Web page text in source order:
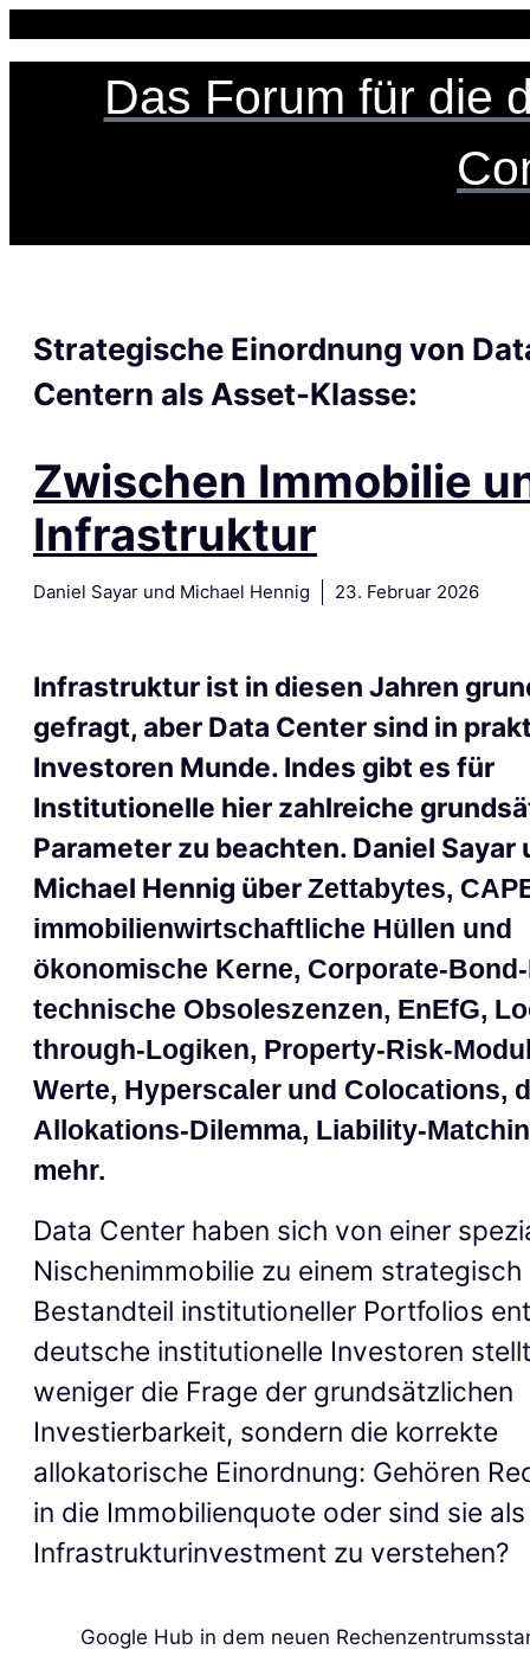
Das Forum für die
Strategische Einordnung von
Centern als Asset-Klasse:
Zwischen Immobilie
Infrastruktur
Daniel Sayar und Michael Hennig 23. Februar 2026
Infrastruktur ist in diesen Jahren
gefragt, aber Data Center sind in
Investoren Munde. Indes gibt es für
Institutionelle hier zahlreiche
Parameter zu beachten. Daniel Sayar
Michael Hennig überZettabytes, C
immobilienwirtschaftliche Hüllen und
ökonomische Kerne, Corporate-
technische Obsoleszenzen, EnEfG,
through-Logiken, Property-Risk-
Werte, Hyperscaler und Colocations,
Allokations-Dilemma, Liability-
mehr.
Data Center haben sich von einer
Nischenimmobilie zu einem
Bestandteil institutioneller Portfolios
deutsche institutionelle Investoren
weniger die Frage der grundsätzlichen
Investierbarkeit, sondern die korrekte
allokatorische Einordnung: Gehören
in die Immobilienquote oder sind sie als
Infrastrukturinvestment zu verstehen?
Google Hub in dem neuen